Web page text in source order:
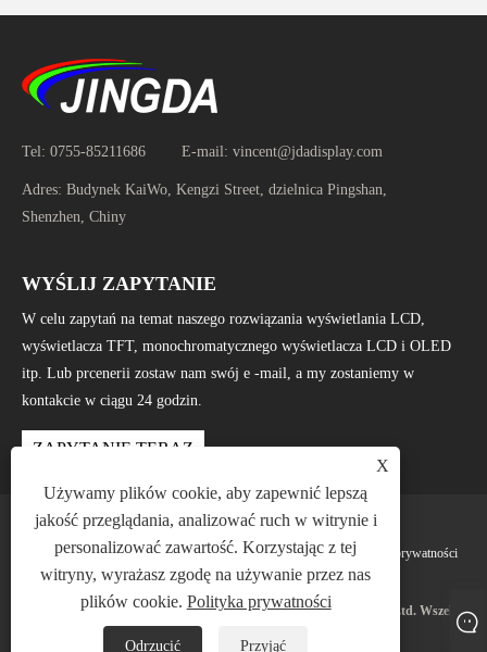
Tel: 0755-85211686 E-mail: vincent@jdadisplay.com
Adres: Budynek KaiWo, Kengzi Street, dzielnica Pingshan,
Shenzhen, Chiny
WYŚLIJ ZAPYTANIE
W celu zapytań na temat naszego rozwiązania wyświetlania LCD,
wyświetlacza TFT, monochromatycznego wyświetlacza LCD i OLED
itp. Lub prcenerii zostaw nam swój e -mail, a my zostaniemy w
kontakcie w ciągu 24 godzin.
ZAPYTANIE TERAZ
Links Sitemap RSS XML Polityka prywatności
Prawa autorskie © 2025 Shenzhen Jingda Display Technology Co., Ltd. Wszelkie
prawa zastrzeżone.
X
Używamy plików cookie, aby zapewnić lepszą
jakość przeglądania, analizować ruch w witrynie i
personalizować zawartość. Korzystając z tej
witryny, wyrażasz zgodę na używanie przez nas
plików cookie. Polityka prywatności
Odrzucić Przyjąć